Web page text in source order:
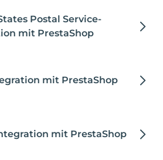
Postal Service-
mit PrestaShop
mit PrestaShop
mit PrestaShop